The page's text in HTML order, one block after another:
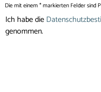
Die mit einem * markierten Felder sind
Ich habe die
genommen.